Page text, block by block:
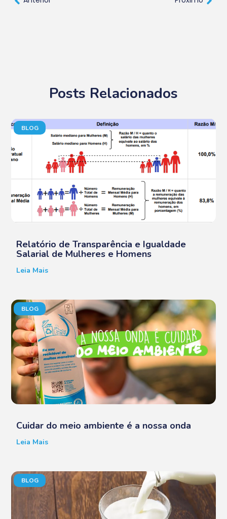
Posts Relacionados
BLOG
Relatório de Transparência e Igualdade
Salarial de Mulheres e Homens
Leia Mais
BLOG
Cuidar do meio ambiente é a nossa onda
Leia Mais
BLOG